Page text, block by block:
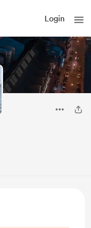
Login